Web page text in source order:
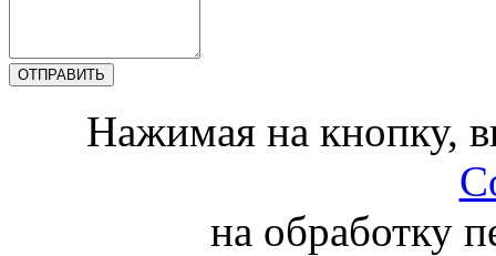
Нажимая на кнопку,
на обработку